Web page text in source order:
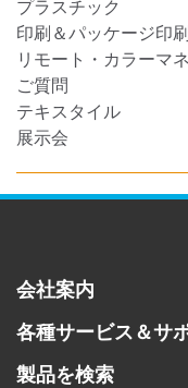
プラスチック
印刷＆パッケージ印刷
リモート・カラーマ
ご質問
テキスタイル
展示会
会社案内
各種サービス＆サ
製品を検索